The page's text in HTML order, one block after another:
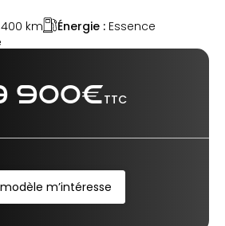
km Énergie : Essence
900€TTC
m’intéresse